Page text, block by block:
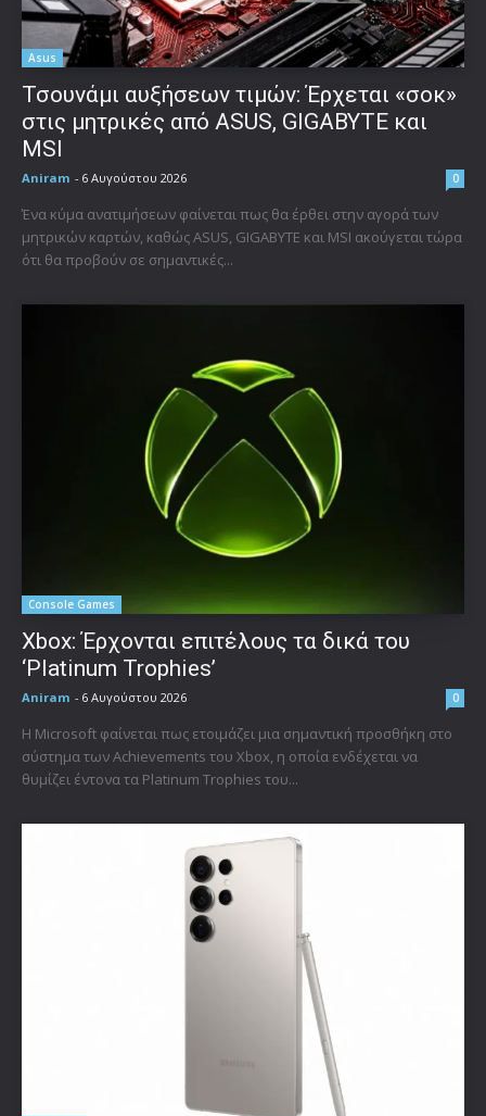
Asus
Τσουνάμι αυξήσεων τιμών: Έρχεται «σοκ»
στις μητρικές από ASUS, GIGABYTE και
MSI
Aniram - 6 Αυγούστου 2026 0
Ένα κύμα ανατιμήσεων φαίνεται πως θα έρθει στην αγορά των
μητρικών καρτών, καθώς ASUS, GIGABYTE και MSI ακούγεται τώρα
ότι θα προβούν σε σημαντικές...
Console Games
Xbox: Έρχονται επιτέλους τα δικά του
‘Platinum Trophies’
Aniram - 6 Αυγούστου 2026 0
Η Microsoft φαίνεται πως ετοιμάζει μια σημαντική προσθήκη στο
σύστημα των Achievements του Xbox, η οποία ενδέχεται να
θυμίζει έντονα τα Platinum Trophies του...